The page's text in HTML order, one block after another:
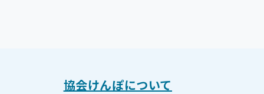
協会けんぽについて